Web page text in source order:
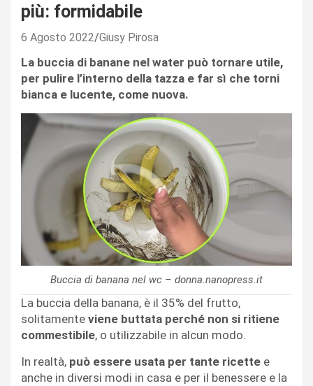
più: formidabile
6 Agosto 2022 Giusy Pirosa
La buccia di banane nel water può tornare utile,
per pulire l’interno della tazza e far sì che torni
bianca e lucente, come nuova.
Buccia di banana nel wc – donna.nanopress.it
La buccia della banana, è il 35% del frutto,
solitamente viene buttata perché non si ritiene
commestibile, o utilizzabile in alcun modo.
In realtà, può essere usata per tante ricette e
anche in diversi modi in casa e per il benessere e la